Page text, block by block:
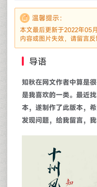
温馨提示：
本文最后更新于2022年05
内容或图片失效，请留言反
导语
知秋在网文作者中算是
是我喜欢的一类。最近
本，遂制作了此版本，
发现问题，给我留言，我